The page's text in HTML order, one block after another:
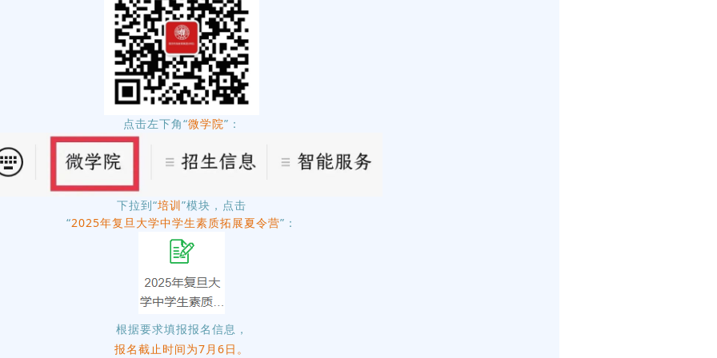
作 · 人生》（中文系教授，时
人机实验室
座的核心部件》（微电子学院
点击左下角“微学院”：
下拉到“培训”模块，点击
“2025年复旦大学中学生素质拓展夏令营”：
根据要求填报报名信息，
报名截止时间为7月6日。